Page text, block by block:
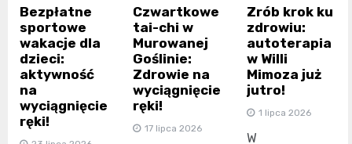
Bezpłatne
sportowe
wakacje dla
dzieci:
aktywność
na
wyciągnięcie
ręki!
Czwartkowe
tai-chi w
Murowanej
Goślinie:
Zdrowie na
wyciągnięcie
ręki!
17 lipca 2026
Zrób krok ku
zdrowiu:
autoterapia
w Willi
Mimoza już
jutro!
1 lipca 2026
W